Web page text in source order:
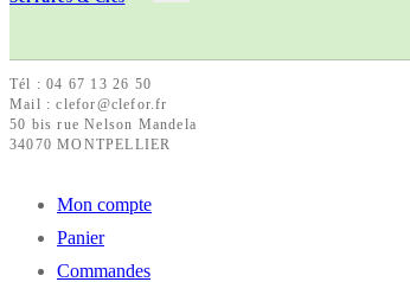
Tél : 04 67 13 26 50
Mail : clefor@clefor.fr
50 bis rue Nelson Mandela
34070 MONTPELLIER
Mon compte
Panier
Commandes